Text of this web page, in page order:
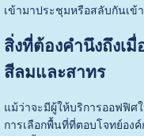
เข้ามาประชุมหรือสลับกันเข้
สิ่งที่ต้องคำนึงถึงเมื่
สีลมและสาทร
แม้ว่าจะมีผู้ให้บริการออฟฟิศ
การเลือกพื้นที่ที่ตอบโจทย์อง